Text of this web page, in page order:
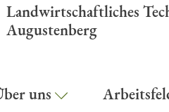
Landwirtschaftliches
Augustenberg
uns